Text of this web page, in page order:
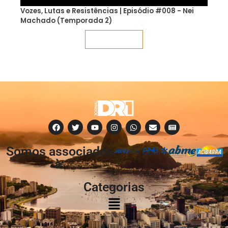
Vozes, Lutas e Resistências | Episódio #008 - Nei
Machado (Temporada 2)
Somos associados
à:
Categorias